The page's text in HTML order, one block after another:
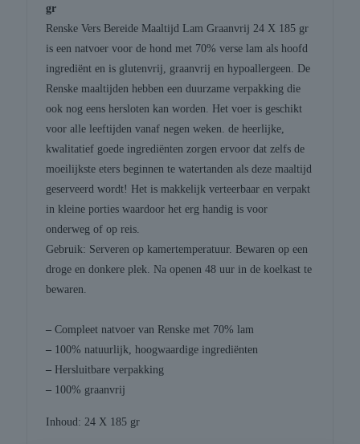
gr
Renske Vers Bereide Maaltijd Lam Graanvrij 24 X 185 gr
is een natvoer voor de hond met 70% verse lam als hoofd
ingrediënt en is glutenvrij, graanvrij en hypoallergeen. De
Renske maaltijden hebben een duurzame verpakking die
ook nog eens hersloten kan worden. Het voer is geschikt
voor alle leeftijden vanaf negen weken. de heerlijke,
kwalitatief goede ingrediënten zorgen ervoor dat zelfs de
moeilijkste eters beginnen te watertanden als deze maaltijd
geserveerd wordt! Het is makkelijk verteerbaar en verpakt
in kleine porties waardoor het erg handig is voor
onderweg of op reis.
Gebruik: Serveren op kamertemperatuur. Bewaren op een
droge en donkere plek. Na openen 48 uur in de koelkast te
bewaren.
– Compleet natvoer van Renske met 70% lam
– 100% natuurlijk, hoogwaardige ingrediënten
– Hersluitbare verpakking
– 100% graanvrij
Inhoud: 24 X 185 gr